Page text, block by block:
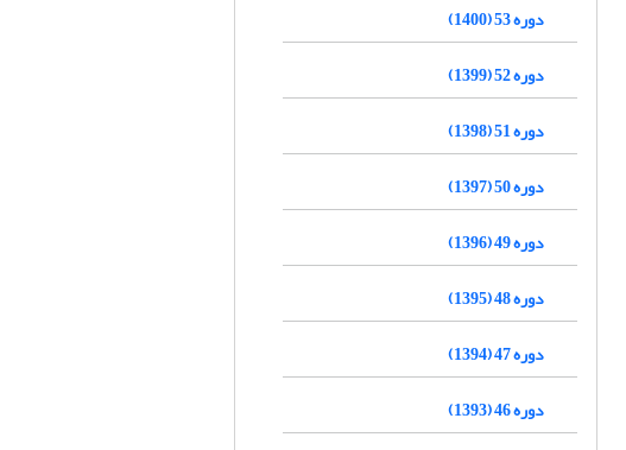
دوره 53 (1400)
دوره 52 (1399)
دوره 51 (1398)
دوره 50 (1397)
دوره 49 (1396)
دوره 48 (1395)
دوره 47 (1394)
دوره 46 (1393)